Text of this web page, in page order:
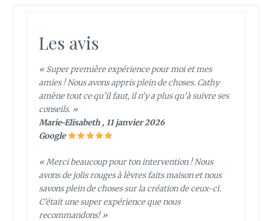
Les avis
« Super première expérience pour moi et mes
amies ! Nous avons appris plein de choses. Cathy
amène tout ce qu’il faut, il n’y a plus qu’à suivre ses
conseils. »
Marie-Elisabeth , 11 janvier 2026
Google
« Merci beaucoup pour ton intervention ! Nous
avons de jolis rouges à lèvres faits maison et nous
savons plein de choses sur la création de ceux-ci.
C’était une super expérience que nous
recommandons! »